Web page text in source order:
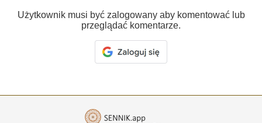
Użytkownik musi być zalogowany aby komentować lub
przeglądać komentarze.